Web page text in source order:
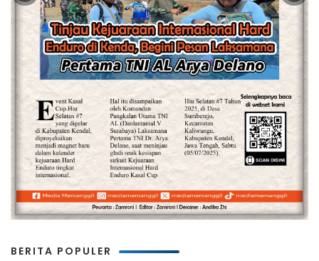
BERITA POPULER